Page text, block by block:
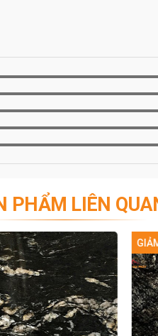
PHẨM LIÊN
GIẢM 90%